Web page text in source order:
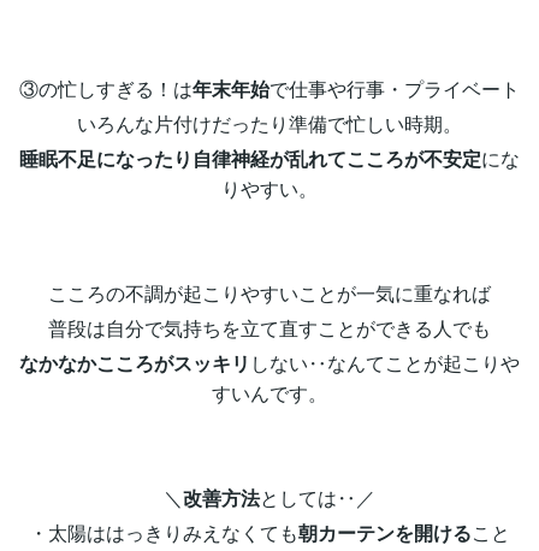
③の忙しすぎる！は年末年始で仕事や行事・プライベート
いろんな片付けだったり準備で忙しい時期。
睡眠不足になったり自律神経が乱れてこころが不安定にな
りやすい。
こころの不調が起こりやすいことが一気に重なれば
普段は自分で気持ちを立て直すことができる人でも
なかなかこころがスッキリ しない‥なんてことが起こりや
すいんです。
＼改善方法としては‥／
・太陽ははっきりみえなくても朝カーテンを開けること